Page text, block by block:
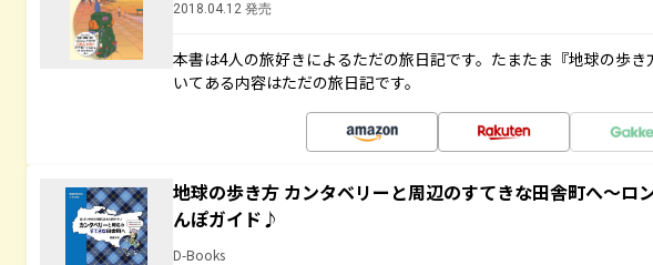
2018.04.12 発売
本書は4人の旅好きによるただの旅日記です。たまたま『地球の歩
いてある内容はただの旅日記です。
地球の歩き方 カンタベリーと周辺のすてきな田舎町へ～ロ
んぽガイド♪
D-Books